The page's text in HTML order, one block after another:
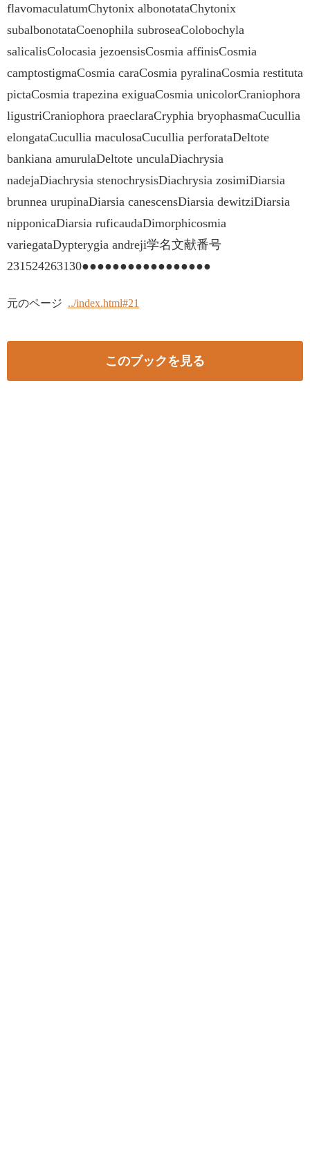
flavomaculatumChytonix albonotataChytonix
subalbonotataCoenophila subroseaColobochyla
salicalisColocasia jezoensisCosmia affinisCosmia
camptostigmaCosmia caraCosmia pyralinaCosmia restituta
pictaCosmia trapezina exiguaCosmia unicolorCraniophora
ligustriCraniophora praeclaraCryphia bryophasmaCucullia
elongataCucullia maculosaCucullia perforataDeltote
bankiana amurulaDeltote unculaDiachrysia
nadejaDiachrysia stenochrysisDiachrysia zosimiDiarsia
brunnea urupinaDiarsia canescensDiarsia dewitziDiarsia
nipponicaDiarsia ruficaudaDimorphicosmia
variegataDypterygia andreji学名文献番号
231524263130●●●●●●●●●●●●●●●●●
元のページ ../index.html#21
このブックを見る